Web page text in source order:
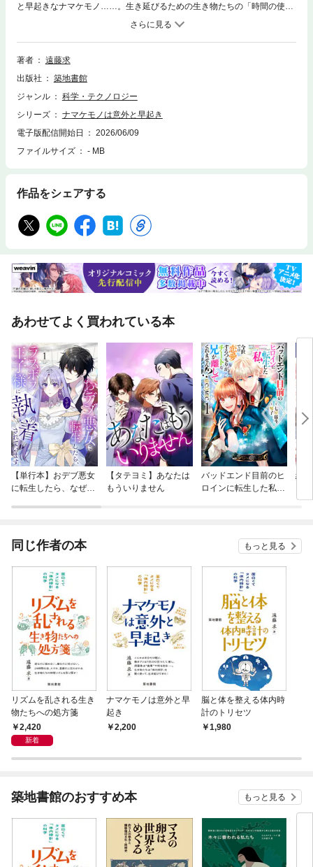
と早起きなナマケモノ……。生き延びるための生き物たちの「時間の使い
方」を紐解く１冊！私たちの体は、「体内時計」という見えないリズムに
支配されています。しかし、この時間と戦っているのは人間だけではあり
ません。クマは長い冬を乗り切るために時間の流れを変え、暗闇の洞窟魚
は光のない世界で新しい時計を手に入れました。本書は、極限環境を生き
何か"を解き明かす１冊です。多様で奇妙で、しかしどこか私たちとつなが
っている「生き物たちの時間の物語」。読めばきっと、自分の「時間の使
著者
遠藤求
出版社
築地書館
ジャンル
科学・テクノロジー
シリーズ
ナマケモノは意外と早起き
電子版配信開始日
2026/06/09
ファイルサイズ
- MB
作品をシェアする
あわせてよく買われている本
【単行本】おデブ悪女
に転生したら、なぜか
【タテヨミ】あなたは
もういりません
バッドエンド目前のヒ
ロインに転生した私、
結
同じ作者の本 もっと見る
リズムを乱される生き
物たちへの処方箋
2,420
新着
ナマケモノは意外と早
起き
2,200
脳と体を整える体内時
計のトリセツ
1,980
築地書館のおすすめ本 もっと見る